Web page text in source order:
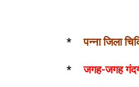
*पन्ना जिला
* जगह-जगह